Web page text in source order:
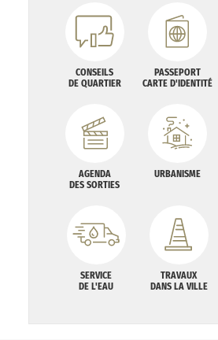
CONSEILS
DE QUARTIER
PASSEPORT
CARTE D'IDENTITÉ
AGENDA
DES SORTIES
URBANISME
SERVICE
DE L'EAU
TRAVAUX
DANS LA VILLE